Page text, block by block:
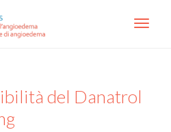
Menu
del Danatrol